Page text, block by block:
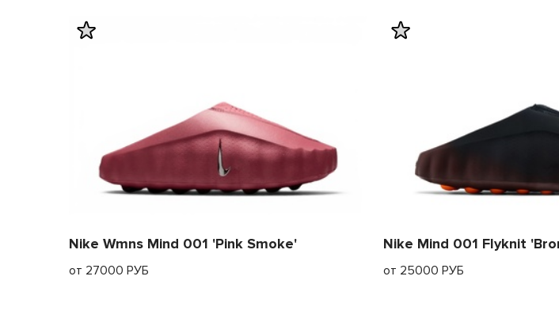
Nike Wmns Mind 001 'Pink Smoke'
от 27000 РУБ
Nike Mind 001 Flyknit
от 25000 РУБ